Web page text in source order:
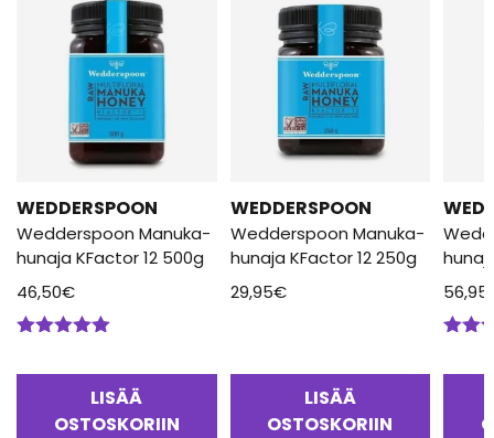
WEDDERSPOON
Wedderspoon Manuka-
hunaja KFactor 12 500g
46,50€
LISÄÄ
OSTOSKORIIN
WEDDERSPOON
Wedderspoon Manuka-
hunaja KFactor 12 250g
29,95€
LISÄÄ
OSTOSKORIIN
56,95